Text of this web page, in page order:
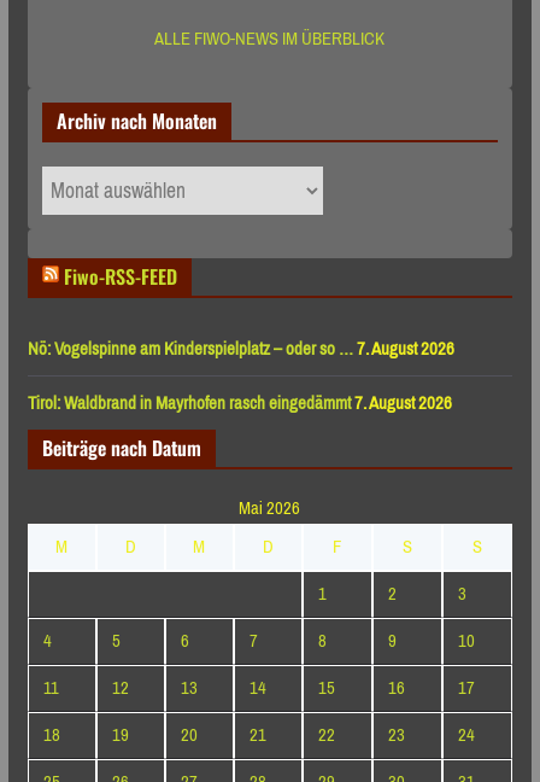
ALLE FIWO-NEWS IM ÜBERBLICK
Archiv nach Monaten
Archiv
nach
Fiwo-RSS-FEED
Nö: Vogelspinne am Kinderspielplatz – oder so …7. August 2026
Tirol: Waldbrand in Mayrhofen rasch eingedämmt7. August 2026
Beiträge nach Datum
Mai 2026
M
D M D F S
S
1
2
3
4
5 6 7 8 9
10
11
12 13 14 15 16
17
18
19 20 21 22 23
24